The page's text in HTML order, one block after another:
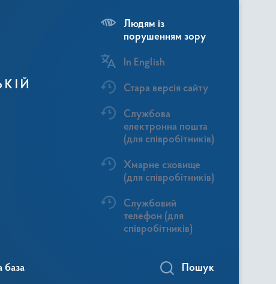
Людям із
порушенням зору
In English
Стара версія сайту
Службова
електронна пошта
(для співробітників)
Хмарне сховище
(для співробітників)
Службовий
телефон (для
співробітників)
база Пошук